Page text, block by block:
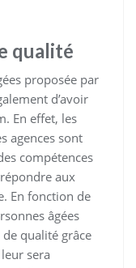
qualité
proposée par
d’avoir
En effet, les
agences sont
compétences
aux
En fonction de
âgées
qualité grâce
sera